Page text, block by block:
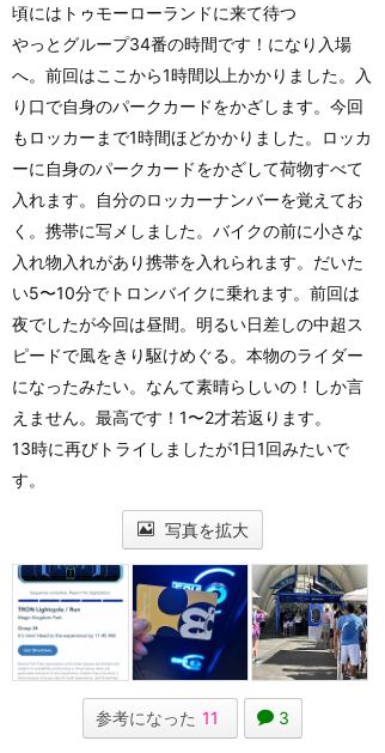
頃にはトゥモーローランドに来て待つ
やっとグループ34番の時間です！になり入場
へ。前回はここから1時間以上かかりました。入
り口で自身のパークカードをかざします。今回
もロッカーまで1時間ほどかかりました。ロッカ
ーに自身のパークカードをかざして荷物すべて
入れます。自分のロッカーナンバーを覚えてお
く。携帯に写メしました。バイクの前に小さな
入れ物入れがあり携帯を入れられます。だいた
い5〜10分でトロンバイクに乗れます。前回は
夜でしたが今回は昼間。明るい日差しの中超ス
ピードで風をきり駆けめぐる。本物のライダー
になったみたい。なんて素晴らしいの！しか言
えません。最高です！1〜2才若返ります。
13時に再びトライしましたが1日1回みたいで
す。
写真を拡大
参考になった 11 3